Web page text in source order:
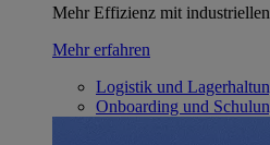
Mehr Effizienz mit
Mehr erfahren
Logistik und
Onboarding und